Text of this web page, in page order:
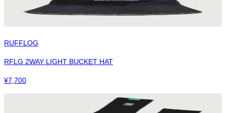
RUFFLOG
RFLG 2WAY LIGHT BUCKET HAT
¥7,700